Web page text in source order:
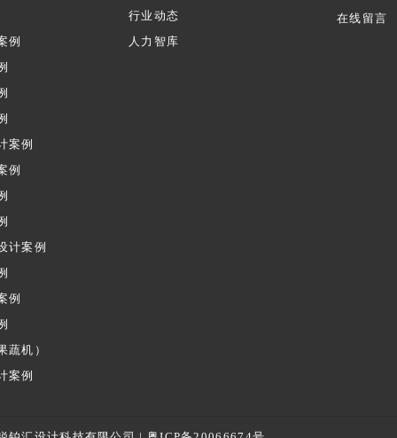
例
案例
例
计案例
例
蔬机）
案例
行业动态
人力智库
在线留言